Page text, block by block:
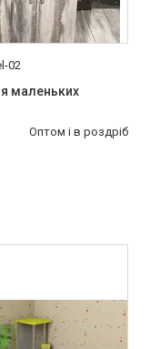
02
маленьких
Оптом і в роздріб